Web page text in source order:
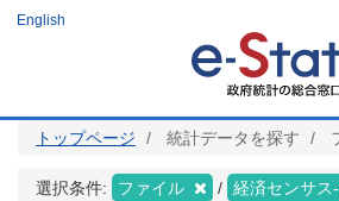
ツ
English
トップページ 統計データを探す
選択条件: ファイル 経済センサス